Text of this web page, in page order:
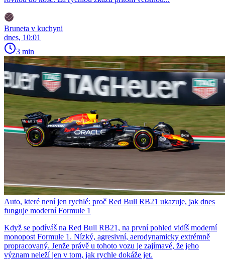
Bruneta v kuchyni
dnes, 10:01
3 min
Auto, které není jen rychlé: proč Red Bull RB21 ukazuje, jak dnes
funguje moderní Formule 1
Když se podíváš na Red Bull RB21, na první pohled vidíš moderní
monopost Formule 1. Nízký, agresivní, aerodynamicky extrémně
propracovaný. Jenže právě u tohoto vozu je zajímavé, že jeho
význam neleží jen v tom, jak rychle dokáže jet.